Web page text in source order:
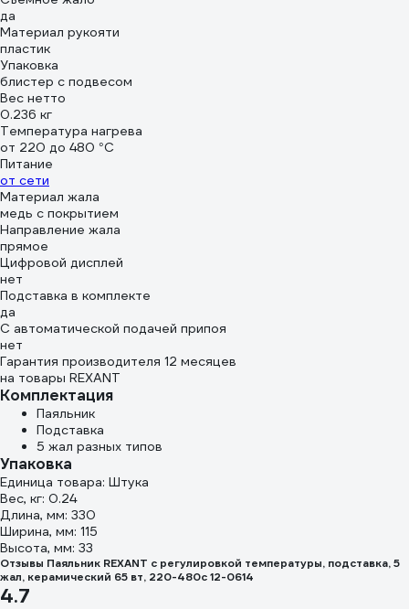
да
Материал рукояти
пластик
Упаковка
блистер с подвесом
Вес нетто
0.236 кг
Температура нагрева
от 220 до 480 °С
Питание
от сети
Материал жала
медь с покрытием
Направление жала
прямое
Цифровой дисплей
нет
Подставка в комплекте
да
С автоматической подачей припоя
нет
Гарантия производителя 12 месяцев
на товары REXANT
Комплектация
Паяльник
Подставка
5 жал разных типов
Упаковка
Единица товара: Штука
Вес, кг: 0.24
Длина, мм: 330
Ширина, мм: 115
Высота, мм: 33
Отзывы Паяльник REXANT с регулировкой температуры, подставка, 5
жал, керамический 65 вт, 220-480c 12-0614
4.7